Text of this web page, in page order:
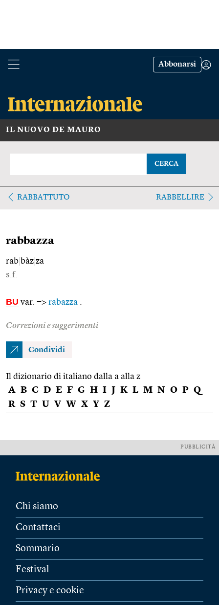
Abbonarsi
IL NUOVO DE MAURO
CERCA
RABBATTUTO RABBELLIRE
rabbazza
rab bàz za
s.f.
BU var. => rabazza
Correzioni e suggerimenti
Condividi
Il dizionario di italiano dalla a alla z
A B C D E F G H I J K L M N O P Q
R S T U V W X Y Z
PUBBLICITÀ
Chi siamo
Contattaci
Sommario
Festival
Privacy e cookie